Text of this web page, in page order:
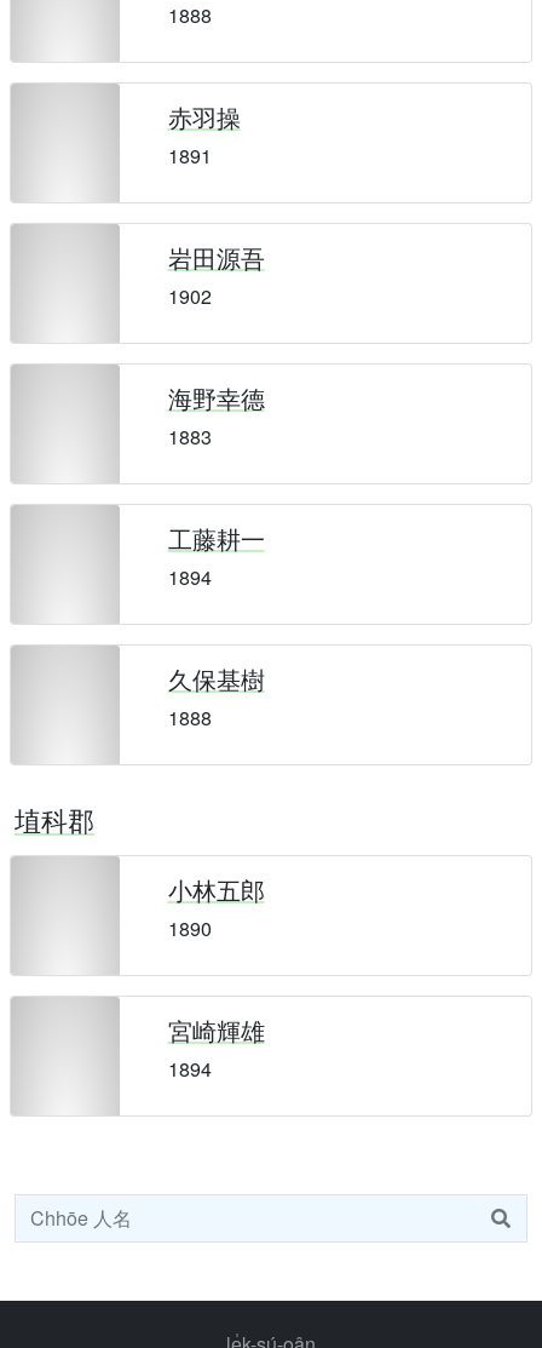
1888
赤羽操
1891
岩田源吾
1902
海野幸德
1883
工藤耕一
1894
久保基樹
1888
埴科郡
小林五郎
1890
宮崎輝雄
1894